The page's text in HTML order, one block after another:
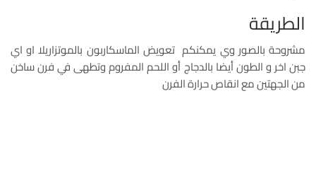
الطريقة
مشروحة بالصور وي يمكنكم تعويض الماسكاربون بالموتزاريلا او اي
جبن اخر و الطون أيضا بالدجاج أو اللحم المفروم وتطهى في فرن ساخن
من الجهتين مع انقاص حرارة الفرن